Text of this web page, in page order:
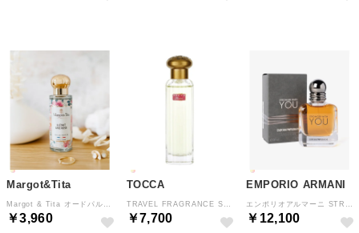
Margot&Tita
￥3,960
TOCCA
￥7,700
EMPORIO ARMANI
￥12,100